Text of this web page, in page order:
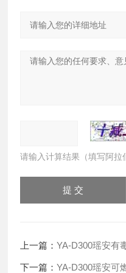
请输入计算结果（填写阿拉
上一篇：YA-D300瑶安有
下一篇：YA-D300瑶安可